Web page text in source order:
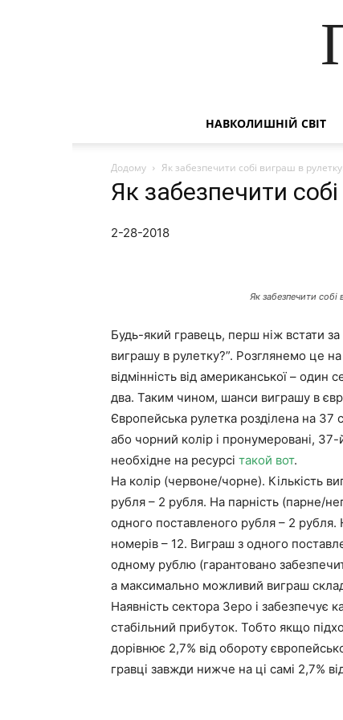
НАВКОЛИШНІЙ СВІТ
Додому Як забезпечити собі виграш в рулетку.
Як забезпечити
2-28-2018
Як забезпечити собі
Будь-який гравець, перш ніж встати за
виграшу в рулетку?”. Розглянемо це
відмінність від американської – один
два. Таким чином, шанси виграшу в
Європейська рулетка розділена на 37
або чорний колір і пронумеровані,
необхідне на ресурсі такой вот.
На колір (червоне/чорне). Кількість
рубля – 2 рубля. На парність (парне/
одного поставленого рубля – 2
номерів – 12. Виграш з одного
одному рублю (гарантовано
а максимально можливий виграш
Наявність сектора Зеро і забезпечує
стабільний прибуток. Тобто якщо
дорівнює 2,7% від обороту
гравці завжди нижче на ці самі 2,7%